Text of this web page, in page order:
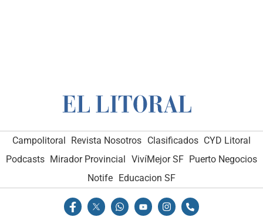
Campolitoral Revista Nosotros Clasificados CYD Litoral
Podcasts Mirador Provincial VivíMejor SF Puerto Negocios
Notife
Educacion SF